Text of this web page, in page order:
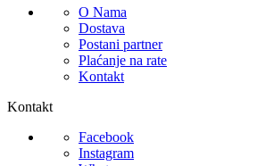
O Nama
Dostava
Postani partner
Plaćanje na rate
Kontakt
Kontakt
Facebook
Instagram